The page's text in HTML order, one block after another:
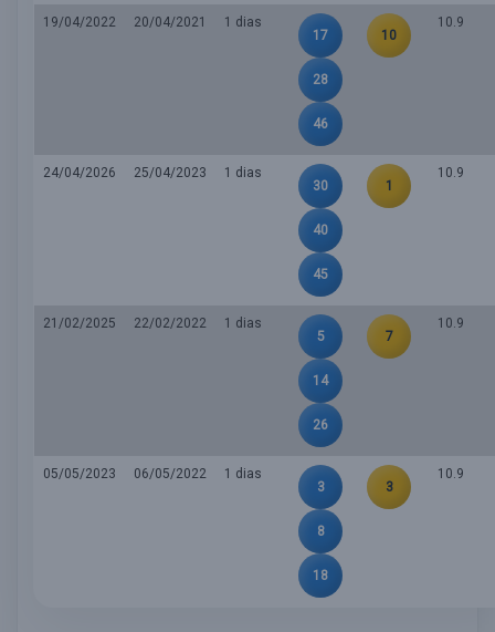
19/04/2022 20/04/2021
1 dias
17
28
46
10
10.9
24/04/2026 25/04/2023
1 dias
30
40
45
1
10.9
21/02/2025 22/02/2022
1 dias
5
14
26
7
10.9
05/05/2023 06/05/2022
1 dias
3
8
18
3
10.9